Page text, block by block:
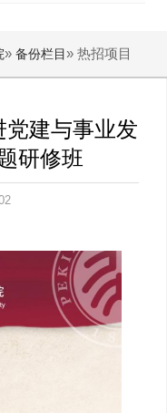
» 备份栏目» 热招项目
建与事业发
研修班